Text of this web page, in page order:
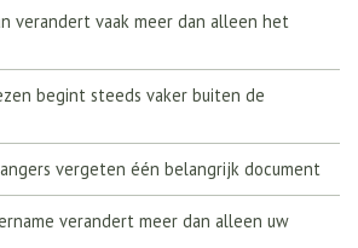
verandert vaak meer dan alleen het
begint steeds vaker buiten de
vergeten één belangrijk document
verandert meer dan alleen uw